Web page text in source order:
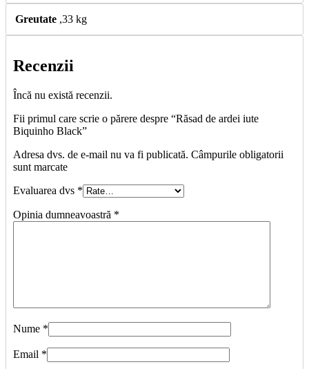
Greutate ,33 kg
Recenzii
Încă nu există recenzii.
Fii primul care scrie o părere despre “Răsad de ardei iute
Biquinho Black”
Adresa dvs. de e-mail nu va fi publicată. Câmpurile obligatorii
sunt marcate
Evaluarea dvs *
Opinia dumneavoastră *
Nume *
Email *